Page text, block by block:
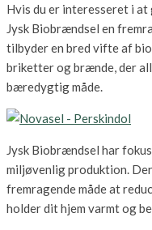
Hvis du er interesseret i
Jysk Biobrændsel en
tilbyder en bred vifte af
briketter og brænde, der
bæredygtig måde.
Jysk Biobrændsel har
miljøvenlig produktion.
fremragende måde at
holder dit hjem varmt og